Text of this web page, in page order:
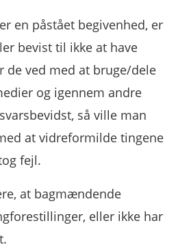
en påstået begivenhed, er
bevist til ikke at have
de ved med at bruge/dele
og igennem andre
så ville man
at vidreformilde tingene
fejl.
at bagmændende
eller ikke har